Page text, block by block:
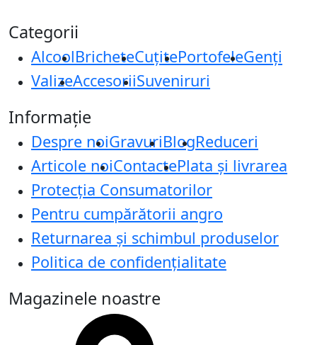
Categorii
AlcoolBricheteCuțitePortofeleGenți
ValizeAccesoriiSuveniruri
Informație
Despre noiGravuriBlogReduceri
Articole noiContactePlata și livrarea
Protecţia Consumatorilor
Pentru cumpărătorii angro
Returnarea și schimbul produselor
Politica de confidențialitate
Magazinele noastre